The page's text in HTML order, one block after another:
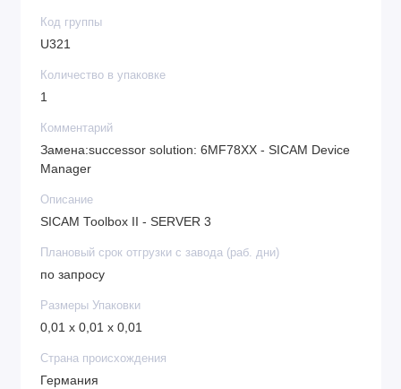
Код группы
U321
Количество в упаковке
1
Комментарий
Замена:successor solution: 6MF78XX - SICAM Device
Manager
Описание
SICAM Toolbox II - SERVER 3
Плановый срок отгрузки с завода (раб. дни)
по запросу
Размеры Упаковки
0,01 x 0,01 x 0,01
Страна происхождения
Германия